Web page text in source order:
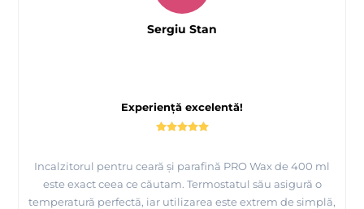
Experiență excelentă!
Incalzitorul pentru ceară și parafină PRO Wax de 400 ml
este exact ceea ce căutam. Termostatul său asigură o
temperatură perfectă, iar utilizarea este extrem de simplă,
Sergiu Stan